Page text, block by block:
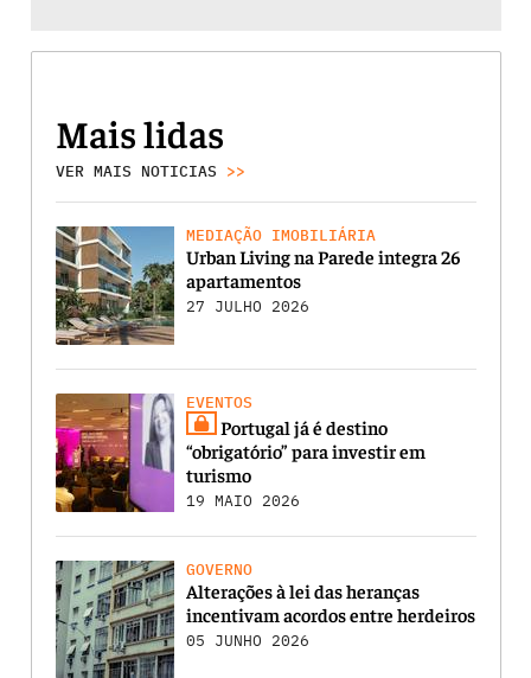
Mais lidas
VER MAIS NOTICIAS >>
MEDIAÇÃO IMOBILIÁRIA
Urban Living na Parede integra 26
apartamentos
27 JULHO 2026
EVENTOS
Portugal já é destino
“obrigatório” para investir em
turismo
19 MAIO 2026
GOVERNO
Alterações à lei das heranças
incentivam acordos entre herdeiros
05 JUNHO 2026